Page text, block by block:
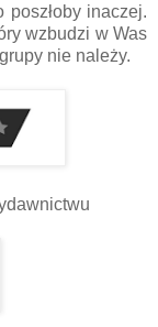
poszłoby inaczej.
wzbudzi w Was
nie należy.